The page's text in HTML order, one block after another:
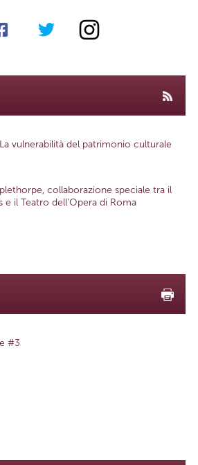
vulnerabilità del patrimonio culturale
collaborazione speciale tra il
e il Teatro dell'Opera di Roma
#3